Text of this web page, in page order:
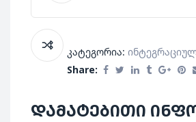
კატეგორია:
Share:
დამატებითი